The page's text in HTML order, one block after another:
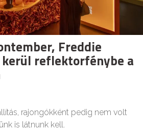
Freddie
reflektorfénybe a
rajongókként pedig nem volt
is látnunk kell.